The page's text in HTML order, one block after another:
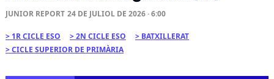
JUNIOR REPORT 24 DE JULIOL DE 2026 · 6:00
1R CICLE ESO 2N CICLE ESO
BATXILLERAT
CICLE SUPERIOR DE PRIMÀRIA